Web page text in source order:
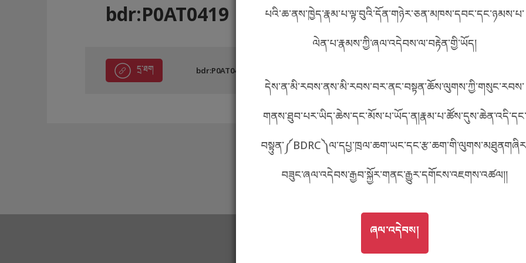
བོད་ཡིག
English
ភាសាខ្មែរ
པའི་ཆ་ནས་ཁྱེད་རྣམ་པ་ལྟ་བུའི་དོན་གཉེར་ཅན་མཁས་དབང་དང་ཉམས་པ་
ལེན་པ་རྣམས་ཀྱི་ཞལ་འདེབས་ལ་བརྟེན་གྱི་ཡོད།
དེས་ན་མི་རབས་ནས་མི་རབས་བར་ནང་བསྟན་ཆོས་ལུགས་ཀྱི་གསུང་རབས་
གནས་ཐུབ་པར་ཡིད་ཆེས་དང་མོས་པ་ཡོད་ན།རྣམ་པ་ཚོས་དུས་ཆེན་འདི་དང་
བཟུང་ཞལ་འདེབས་རྒྱབ་སྐྱོར་གནང་རྒྱུར་དགོངས་འཇགས་འཚལ།།
GO TOཞལ་འདེབས།
ཞལ་འདེབས།
bdr:P0AT0419
དྲ་ཐག bdr:P0AT0419